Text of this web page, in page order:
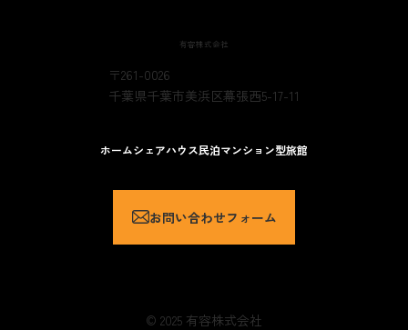
る個人情報を意味するものとします。
当社のサービス、商品等（以下「当社サービス
等」といいます。）の提供のため
当社サービス等に関する当社の規約、ポリシー
有容株式会社
〒261-0026
千葉県千葉市美浜区幕張西5-17-11
ホームシェアハウス民泊マンション型旅館
お問い合わせフォーム
© 2025 有容株式会社